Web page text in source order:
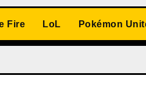
Fire LoL Pokémon